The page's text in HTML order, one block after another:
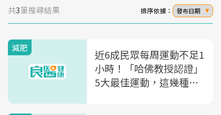
共3筆搜尋結果 排序依據： 發布日期
減肥
近6成民眾每周運動不足1
小時！「哈佛教授認證」
5大最佳運動，這幾種在